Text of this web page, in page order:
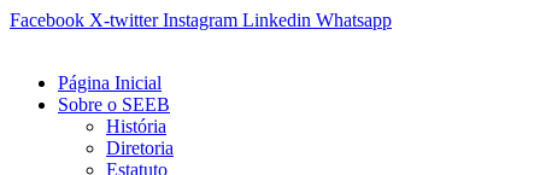
Ir
conteúdo
Facebook X-twitter Instagram Linkedin Whatsapp
Página Inicial
Sobre o SEEB
História
Diretoria
Estatuto